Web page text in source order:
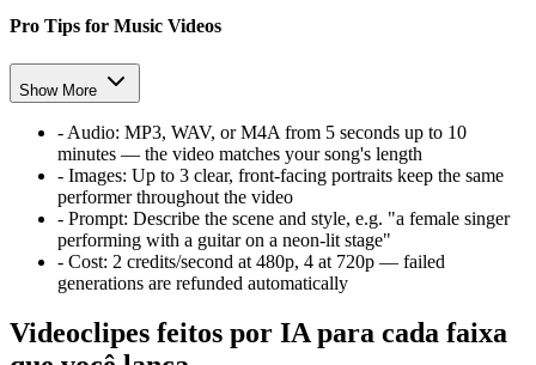
Pro Tips for Music Videos
Show More
- Audio: MP3, WAV, or M4A from 5 seconds up to 10
minutes — the video matches your song's length
- Images: Up to 3 clear, front-facing portraits keep the same
performer throughout the video
- Prompt: Describe the scene and style, e.g. "a female singer
performing with a guitar on a neon-lit stage"
- Cost: 2 credits/second at 480p, 4 at 720p — failed
generations are refunded automatically
Videoclipes feitos por IA para cada faixa